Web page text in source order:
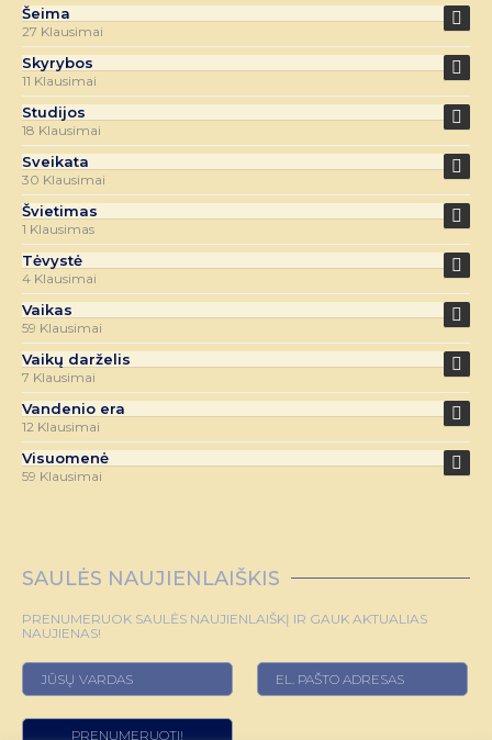
Šeima
27 Klausimai
Skyrybos
11 Klausimai
Studijos
18 Klausimai
Sveikata
30 Klausimai
Švietimas
1 Klausimas
Tėvystė
4 Klausimai
Vaikas
59 Klausimai
Vaikų darželis
7 Klausimai
Vandenio era
12 Klausimai
Visuomenė
59 Klausimai
SAULĖS NAUJIENLAIŠKIS
PRENUMERUOK SAULĖS NAUJIENLAIŠKĮ IR GAUK AKTUALIAS
NAUJIENAS!